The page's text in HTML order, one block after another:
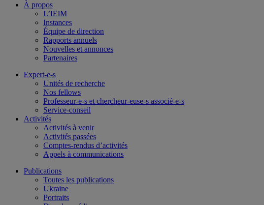
À propos
L’IEIM
Instances
Équipe de direction
Rapports annuels
Nouvelles et annonces
Partenaires
Expert-e-s
Unités de recherche
Nos fellows
Professeur-e-s et chercheur-euse-s associé-e-s
Service-conseil
Activités
Activités à venir
Activités passées
Comptes-rendus d’activités
Appels à communications
Publications
Toutes les publications
Ukraine
Portraits